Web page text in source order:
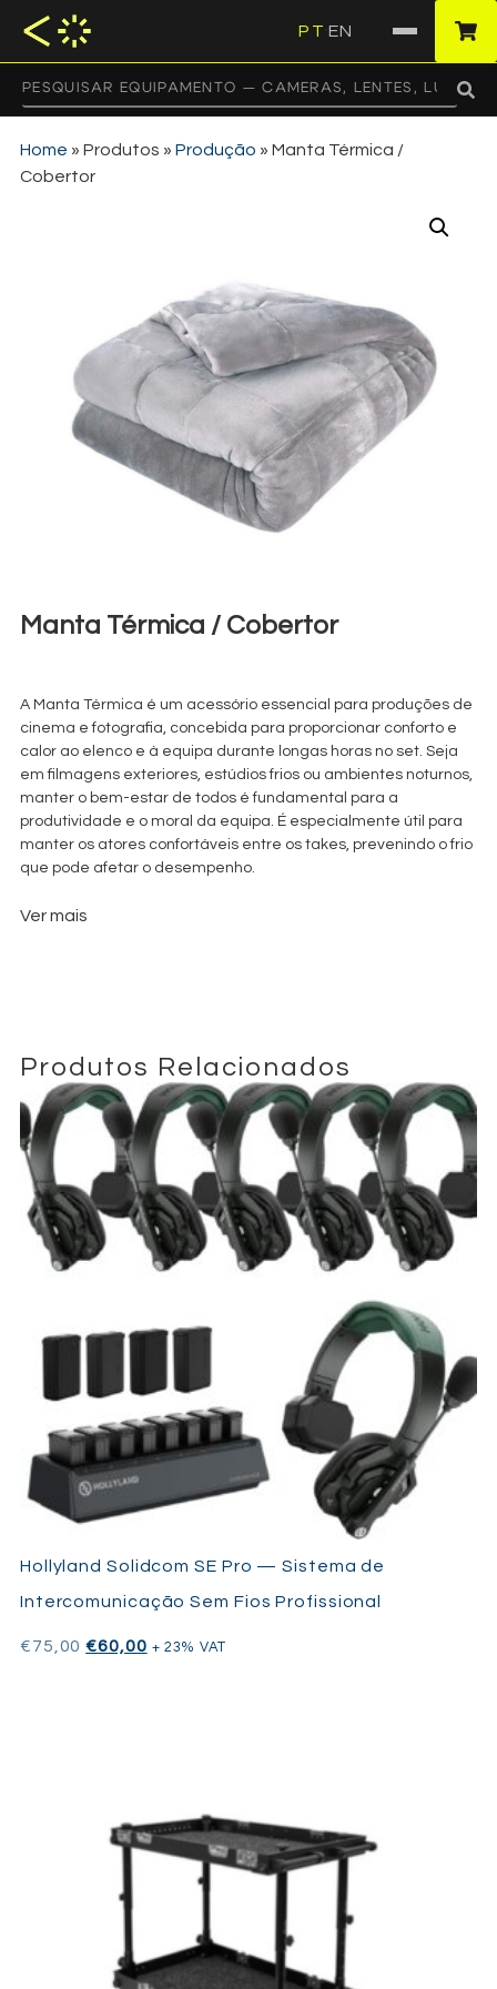
PT EN
Home » Produtos » Produção » Manta Térmica /
Cobertor
Manta Térmica / Cobertor
A Manta Térmica é um acessório essencial para produções de
cinema e fotografia, concebida para proporcionar conforto e
calor ao elenco e à equipa durante longas horas no set. Seja
em filmagens exteriores, estúdios frios ou ambientes noturnos,
manter o bem-estar de todos é fundamental para a
produtividade e o moral da equipa. É especialmente útil para
manter os atores confortáveis entre os takes, prevenindo o frio
que pode afetar o desempenho.
Ver mais
Produtos Relacionados
Hollyland Solidcom SE Pro — Sistema de
Intercomunicação Sem Fios Profissional
€75,00 €60,00 + 23% VAT